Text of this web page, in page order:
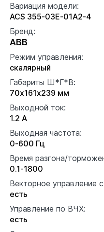
Вариация модели:
ACS 355-03E-01A2-4
Бренд:
ABB
Режим управления:
скалярный
Габариты Ш*Г*В:
70x161x239 мм
Выходной ток:
1.2 А
Выходная частота:
0-600 Гц
Время разгона/
0.1-1800
Векторное управление
есть
Управление по ВЧХ:
есть